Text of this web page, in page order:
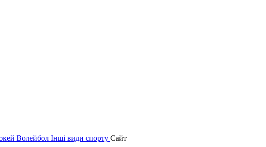
Волейбол Інші види спорту Сайт